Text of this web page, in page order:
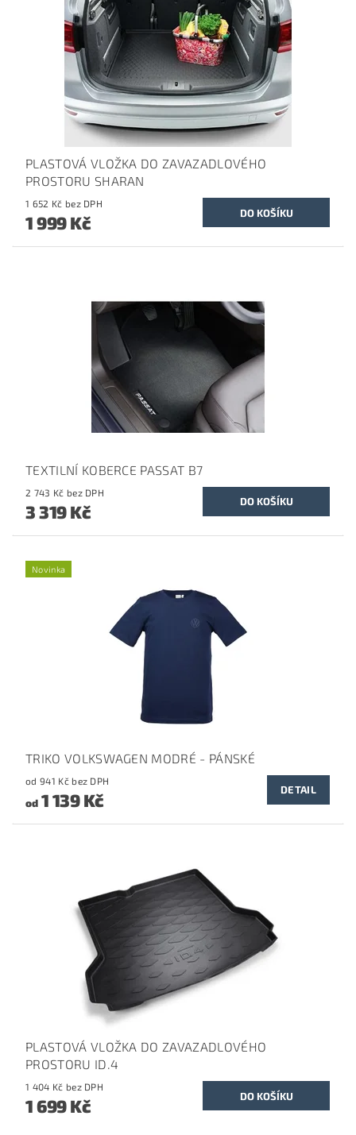
PLASTOVÁ VLOŽKA DO ZAVAZADLOVÉHO
PROSTORU SHARAN
1 652 Kč bez DPH
1 999 Kč
TEXTILNÍ KOBERCE PASSAT B7
2 743 Kč bez DPH
3 319 Kč
Novinka
TRIKO VOLKSWAGEN MODRÉ - PÁNSKÉ
od 941 Kč bez DPH
od1 139 Kč DETAIL
PLASTOVÁ VLOŽKA DO ZAVAZADLOVÉHO
PROSTORU ID.4
1 404 Kč bez DPH
1 699 Kč